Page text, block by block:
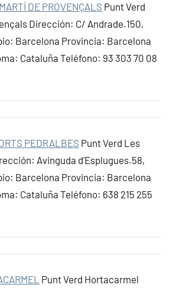
DE PROVENÇALS Punt Verd
Dirección: C/ Andrade.150,
Barcelona Provincia: Barcelona
Cataluña Teléfono: 93 303 70 08
PEDRALBES Punt Verd Les
Avinguda d'Esplugues.58,
Barcelona Provincia: Barcelona
Cataluña Teléfono: 638 215 255
Punt Verd Hortacarmel